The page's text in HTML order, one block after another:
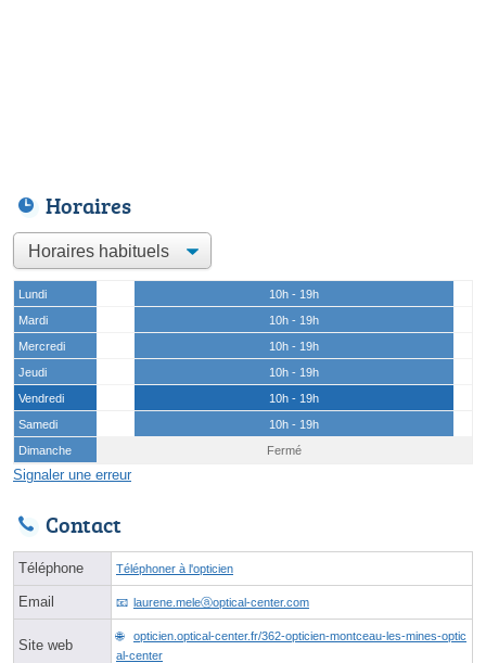
Horaires
Lundi
10h - 19h
Mardi
10h - 19h
Mercredi
10h - 19h
Jeudi
10h - 19h
Vendredi
10h - 19h
Samedi
10h - 19h
Dimanche
Fermé
Signaler une erreur
Contact
Téléphone Téléphoner à l'opticien
Email laurene.meleⓐoptical-center.com
Site web
opticien.optical-center.fr/362-opticien-montceau-les-mines-optic
al-center